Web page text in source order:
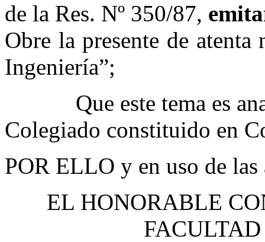
de la Res. Nº 350/87,
Obre la presente de
Ingeniería”;
Que este tema es
Colegiado constituido en
POR ELLO y en uso de
EL HONORABLE